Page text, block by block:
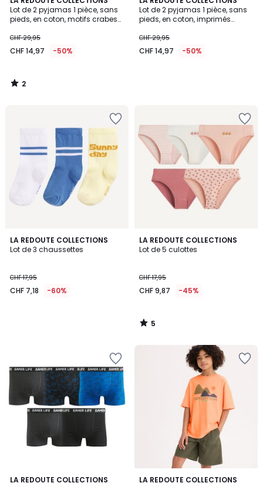
Lot de 2 pyjamas 1 pièce, sans
pieds, en coton, motifs crabes
CHF 29,95
CHF 14,97 -50%
/
5
2
/
Lot de 2 pyjamas 1 pièce, sans
pieds, en coton, imprimés
CHF 29,95
CHF 14,97 -50%
LA REDOUTE COLLECTIONS
Lot de 3 chaussettes
CHF 17,95
CHF 7,18 -60%
LA REDOUTE COLLECTIONS
Lot de 5 culottes
CHF 17,95
CHF 9,87 -45%
5
/
5
/
LA REDOUTE COLLECTIONS
4,5
LA REDOUTE COLLECTIONS
5